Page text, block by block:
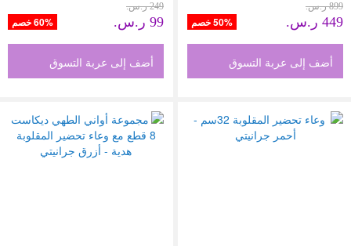
449 ر.س.‏
899 ر.س.‏
50% خصم
أضف إلى عربة التسوق
99 ر.س.‏
249 ر.س.‏
60% خصم
أضف إلى عربة التسوق